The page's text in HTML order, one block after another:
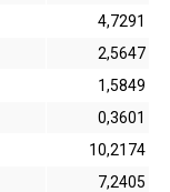
4,7291
2,5647
1,5849
0,3601
10,2174
7,2405